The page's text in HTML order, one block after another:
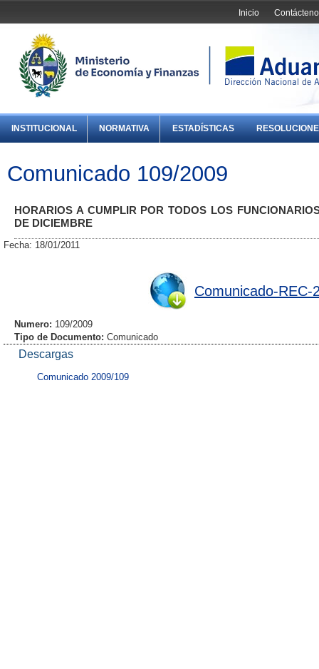
Inicio
INSTITUCIONAL NORMATIVA ESTADÍSTICAS
Comunicado 109/2009
HORARIOS A CUMPLIR POR TODOS LOS
DE DICIEMBRE
Fecha: 18/01/2011
Comunicado-REC-
Numero: 109/2009
Tipo de Documento: Comunicado
Descargas
Comunicado 2009/109